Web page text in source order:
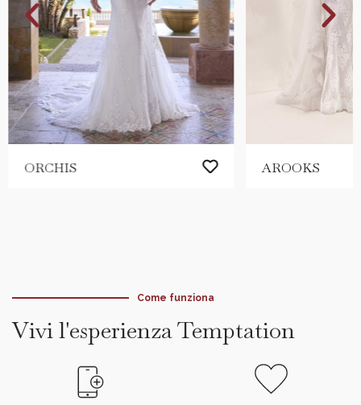
ORCHIS AROOKS
Come funziona
Vivi l'esperienza Temptation